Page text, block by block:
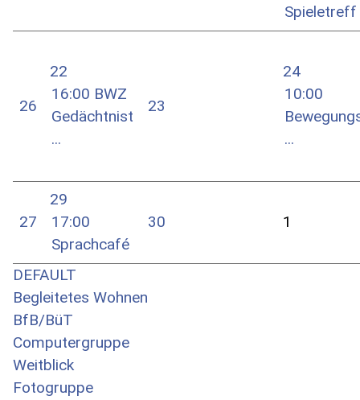
Spieletreff
26
22
16:00 BWZ
Gedächtnist
...
23
24
10:00
...
27
29
17:00
Sprachcafé
30 1
DEFAULT
Begleitetes Wohnen
BfB/BüT
Computergruppe
Weitblick
Fotogruppe